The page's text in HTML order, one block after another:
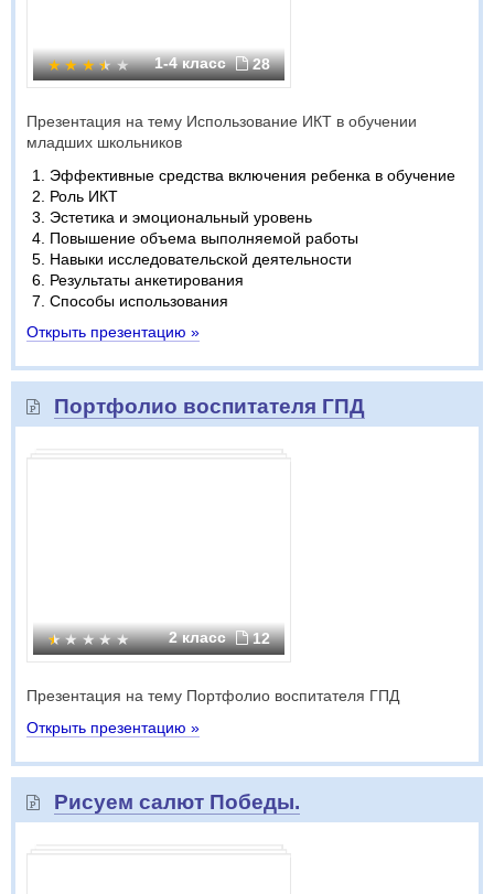
1-4 класс 28
Презентация на тему Использование ИКТ в обучении
младших школьников
Эффективные средства включения ребенка в обучение
Роль ИКТ
Эстетика и эмоциональный уровень
Повышение объема выполняемой работы
Навыки исследовательской деятельности
Результаты анкетирования
Способы использования
Открыть презентацию »
Портфолио воспитателя ГПД
2 класс 12
Презентация на тему Портфолио воспитателя ГПД
Открыть презентацию »
Рисуем салют Победы.